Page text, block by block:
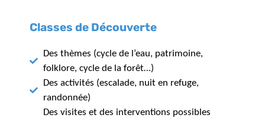
Classes de Découverte
Des thèmes (cycle de l’eau, patrimoine,
folklore, cycle de la forêt…)
Des activités (escalade, nuit en refuge,
randonnée)
Des visites et des interventions possibles